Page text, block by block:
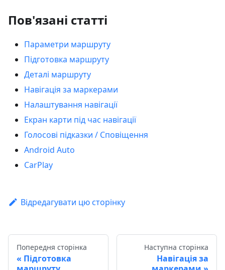
Пов'язані статті
Параметри маршруту
Підготовка маршруту
Деталі маршруту
Навігація за маркерами
Налаштування навігації
Екран карти під час навігації
Голосові підказки / Сповіщення
Android Auto
CarPlay
Відредагувати цю сторінку
Попередня сторінка
Підготовка
Наступна сторінка
Навігація за